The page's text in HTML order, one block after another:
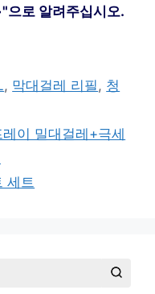
로 알려주십시오.
, 막대걸레 리필, 청
이 밀대걸레+극세
세트